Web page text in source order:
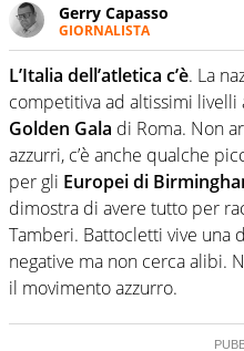
Gerry Capasso
GIORNALISTA
Per lui gli sport
football, baseball e la
dove altri non vedono
L’Italia dell’atletica c’è. La
competitiva ad altissimi
Golden Gala di Roma. Non
azzurri, c’è anche qualche
per gli Europei di
dimostra di avere tutto per
Tamberi. Battocletti vive una
negative ma non cerca alibi.
il movimento azzurro.